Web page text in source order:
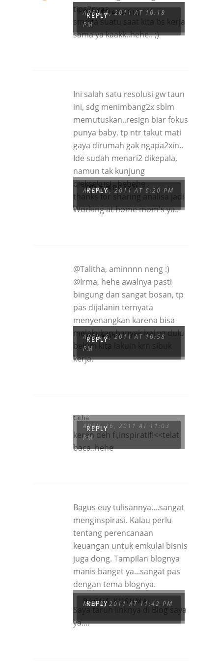
TALITHALUBIS
APRIL 4, 2011 AT 10:18
PM
tips2nyaa..
smoga suatu saat kita bs kerja
sama ya kaakk..hehe.. ;)
REPLY
IRMA ARDIAN
APRIL 5, 2011 AT 6:20 PM
Ini salah satu resolusi gw taun
ini, sdg menimbang2x sblm
memutuskan..resign biar fokus
punya baby, tp ntr takut mati
gaya dirumah gak ngapa2xin..
Ide sudah menari2 dikepala,
namun tak kunjung
dieksekusi...hehehe,
thanks for sharing analisa jadi
Working at home mom's ya..
REPLY
ALVIANTO
APRIL 6, 2011 AT 10:58
PM
@Talitha, aminnnn neng :)
@Irma, hehe awalnya pasti
bingung dan sangat bosan, tp
pas dijalanin ternyata
menyenangkan karena bisa
melakukan banyak hal yg dulu
belum kita lakuin krn sibuk
kerja.
REPLY
Githa
APRIL 26, 2011 AT 11:03
PM
keren deh fi,inspiratif!<<telat
baca..hehe
REPLY
BAGUS KUSUMA
MAY 2, 2011 AT 11:42 PM
Bagus euy tulisannya....sangat
menginspirasi. Kalau perlu
tentang perencanaan
keuangan untuk emkulai bisnis
juga dong. Tampilan blognya
manis banget ya...sangat pas
dengan tema blognya.
Saya taruh linknya di Blog saya
ya....
REPLY